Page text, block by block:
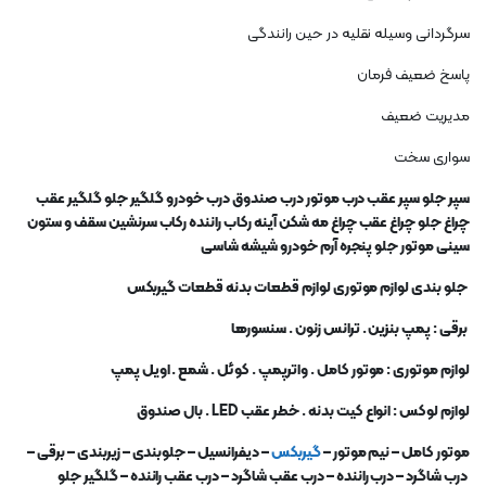
سرگردانی وسیله نقلیه در حین رانندگی
پاسخ ضعیف فرمان
مدیریت ضعیف
سواری سخت
سپر جلو سپر عقب درب موتور درب صندوق درب خودرو گلگیر جلو گلگیر عقب
چراغ جلو چراغ عقب چراغ مه شکن آینه رکاب راننده رکاب سرنشین سقف و ستون
سینی موتور جلو پنجره آرم خودرو شیشه شاسی
جلو بندی لوازم موتوری لوازم قطعات بدنه قطعات گیربکس
برقی : پمپ بنزین . ترانس زنون . سنسورها
لوازم موتوری : موتور کامل . واترپمپ . کوئل . شمع . اویل پمپ
لوازم لوکس : انواع کیت بدنه . خطر عقبLED .
بال صندوق
موتور کامل–نیم موتور–گیربکس–دیفرانسیل–جلوبندی–زیربندی–برقی–
درب شاگرد–درب راننده–درب عقب شاگرد–درب عقب راننده–گلگیر جلو